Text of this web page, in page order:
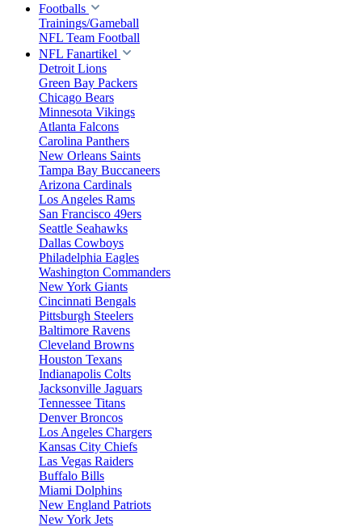
Footballs
Trainings/Gameball
NFL Team Football
NFL Fanartikel
Detroit Lions
Green Bay Packers
Chicago Bears
Minnesota Vikings
Atlanta Falcons
Carolina Panthers
New Orleans Saints
Tampa Bay Buccaneers
Arizona Cardinals
Los Angeles Rams
San Francisco 49ers
Seattle Seahawks
Dallas Cowboys
Philadelphia Eagles
Washington Commanders
New York Giants
Cincinnati Bengals
Pittsburgh Steelers
Baltimore Ravens
Cleveland Browns
Houston Texans
Indianapolis Colts
Jacksonville Jaguars
Tennessee Titans
Denver Broncos
Los Angeles Chargers
Kansas City Chiefs
Las Vegas Raiders
Buffalo Bills
Miami Dolphins
New England Patriots
New York Jets